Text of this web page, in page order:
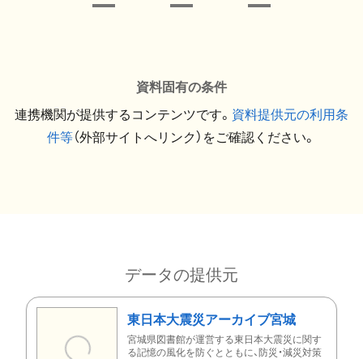
資料固有の条件
連携機関が提供するコンテンツです。 資料提供元の利用条
件等（外部サイトへリンク）をご確認ください。
データの提供元
東日本大震災アーカイブ宮城
宮城県図書館が運営する東日本大震災に関す
る記憶の風化を防ぐとともに、防災・減災対策